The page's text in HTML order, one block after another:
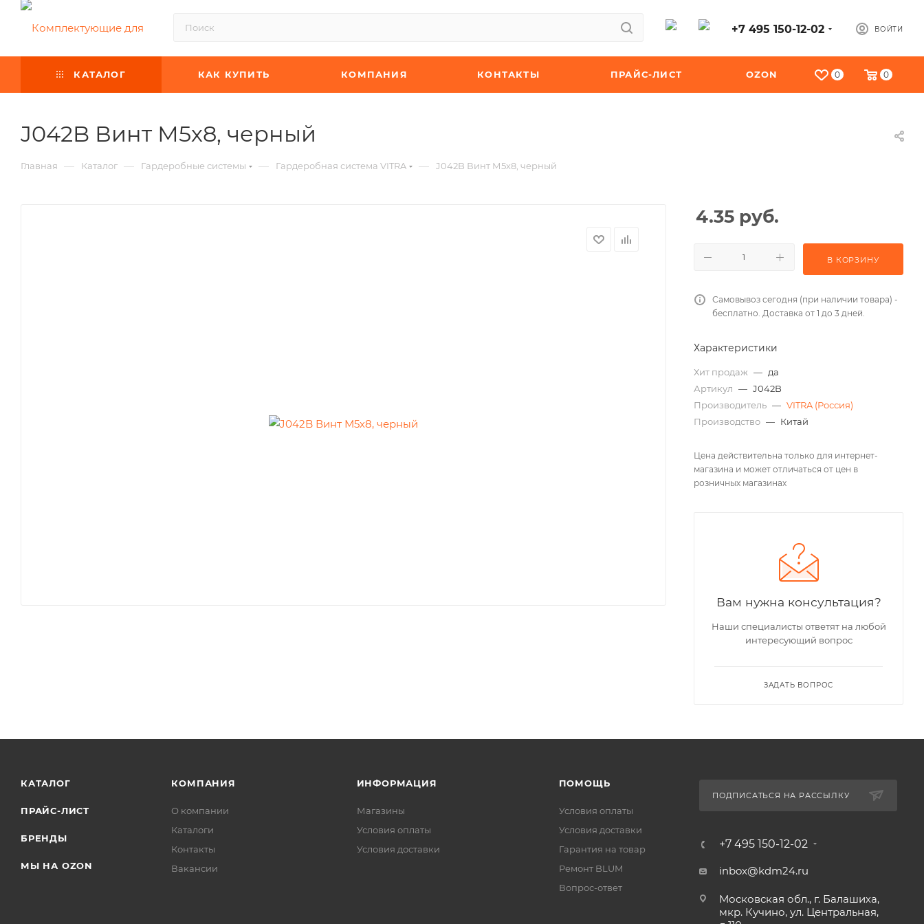
+7 495 150-12-02 ВОЙТИ
0 0
КАТАЛОГ КАК КУПИТЬ КОМПАНИЯ КОНТАКТЫ ПРАЙС-ЛИСТ OZON
J042B Винт М5х8, черный
Главная — Каталог — Гардеробные системы — Гардеробная система VITRA — J042B Винт М5х8, черный
4.35 руб.
В КОРЗИНУ
Самовывоз сегодня (при наличии товара) -
бесплатно. Доставка от 1 до 3 дней.
Характеристики
Хит продаж — да
Артикул — J042B
Производитель — VITRA (Россия)
Производство — Китай
Цена действительна только для интернет-
магазина и может отличаться от цен в
розничных магазинах
Вам нужна консультация?
Наши специалисты ответят на любой
интересующий вопрос
ЗАДАТЬ ВОПРОС
КАТАЛОГ
ПРАЙС-ЛИСТ
БРЕНДЫ
МЫ НА OZON
КОМПАНИЯ
О компании
Каталоги
Контакты
Вакансии
ИНФОРМАЦИЯ
Магазины
Условия оплаты
Условия доставки
ПОМОЩЬ
Условия оплаты
Условия доставки
Гарантия на товар
Ремонт BLUM
Вопрос-ответ
ПОДПИСАТЬСЯ НА РАССЫЛКУ
+7 495 150-12-02
inbox@kdm24.ru
Московская обл., г. Балашиха,
мкр. Кучино, ул. Центральная,